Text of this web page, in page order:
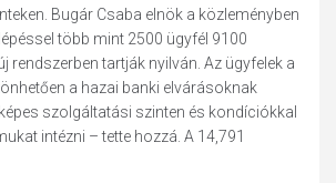
Bugár Csaba elnök a közleményben
több mint 2500 ügyfél 9100
rendszerben tartják nyilván. Az ügyfelek a
a hazai banki elvárásoknak
szolgáltatási szinten és kondíciókkal
intézni – tette hozzá. A 14,791